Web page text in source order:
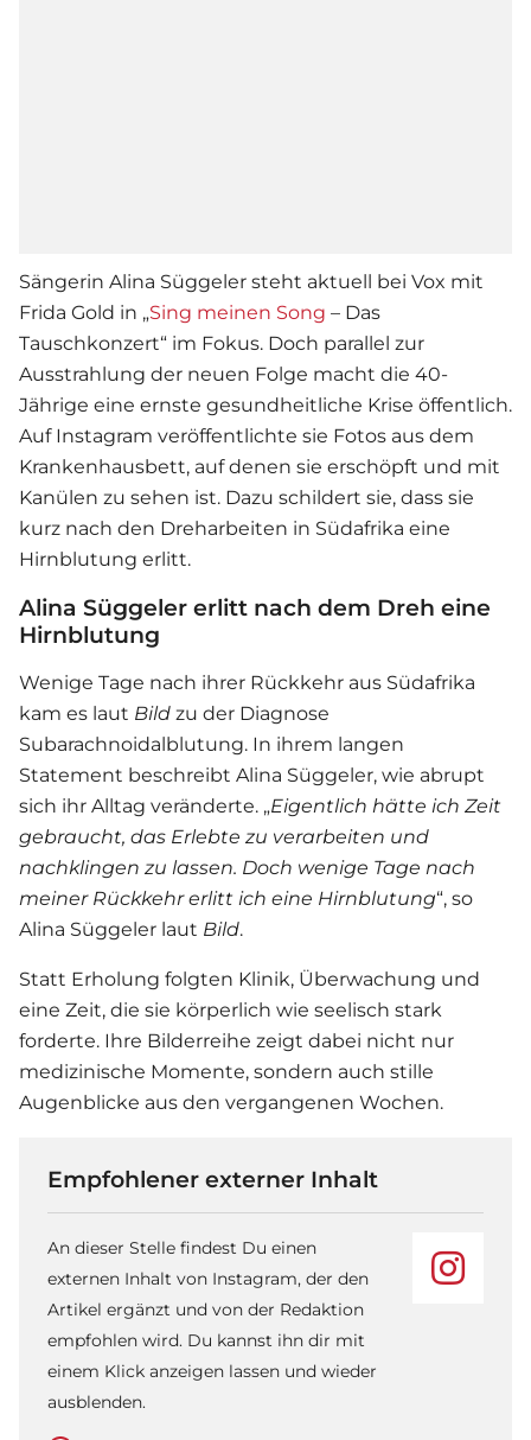
Sängerin Alina Süggeler steht aktuell bei Vox mit
Frida Gold in „Sing meinen Song – Das
Tauschkonzert“ im Fokus. Doch parallel zur
Ausstrahlung der neuen Folge macht die 40-
Jährige eine ernste gesundheitliche Krise öffentlich.
Auf Instagram veröffentlichte sie Fotos aus dem
Krankenhausbett, auf denen sie erschöpft und mit
Kanülen zu sehen ist. Dazu schildert sie, dass sie
kurz nach den Dreharbeiten in Südafrika eine
Hirnblutung erlitt.
Alina Süggeler erlitt nach dem Dreh eine
Hirnblutung
Wenige Tage nach ihrer Rückkehr aus Südafrika
kam es laut Bild zu der Diagnose
Subarachnoidalblutung. In ihrem langen
Statement beschreibt Alina Süggeler, wie abrupt
sich ihr Alltag veränderte. „Eigentlich hätte ich Zeit
gebraucht, das Erlebte zu verarbeiten und
nachklingen zu lassen. Doch wenige Tage nach
meiner Rückkehr erlitt ich eine Hirnblutung“, so
Alina Süggeler laut Bild.
Statt Erholung folgten Klinik, Überwachung und
eine Zeit, die sie körperlich wie seelisch stark
forderte. Ihre Bilderreihe zeigt dabei nicht nur
medizinische Momente, sondern auch stille
Augenblicke aus den vergangenen Wochen.
Empfohlener externer Inhalt
An dieser Stelle findest Du einen
externen Inhalt von Instagram, der den
Artikel ergänzt und von der Redaktion
empfohlen wird. Du kannst ihn dir mit
einem Klick anzeigen lassen und wieder
ausblenden.